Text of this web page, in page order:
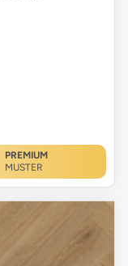
PREMIUM
MUSTER